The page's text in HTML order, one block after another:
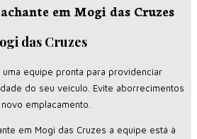
em Mogi das Cruzes
das Cruzes
uma equipe pronta para providenciar
do seu veículo. Evite aborrecimentos
emplacamento.
em Mogi das Cruzes a equipe está à